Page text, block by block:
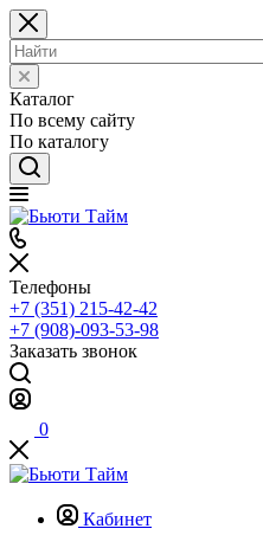
Каталог
По всему сайту
По каталогу
Телефоны
+7 (351) 215-42-42
+7 (908)-093-53-98
Заказать звонок
0
Кабинет